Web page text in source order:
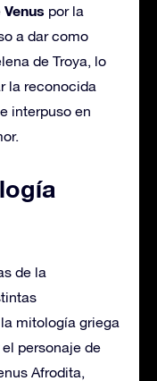
Venus por la
a dar como
de Troya, lo
la reconocida
interpuso en
de la
mitología griega
personaje de
Afrodita,